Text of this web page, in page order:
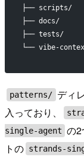
├── scripts/
├── docs/
├── tests/
└── vibe-
patterns/ ディ
入っており、
single-agent の
トの strands-